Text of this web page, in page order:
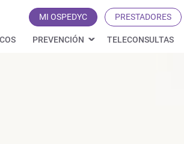
MI OSPEDYC PRESTADORES
PREVENCIÓN TELECONSULTAS